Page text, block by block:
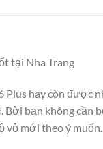
tại Nha Trang
Plus hay còn được
Bởi bạn không cần
vỏ mới theo ý muốn.